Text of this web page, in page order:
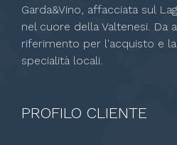
Garda&Vino, affacciata sul
nel cuore della Valtenesi. Da
riferimento per l'acquisto e
specialità locali.
PROFILO CLIENTE